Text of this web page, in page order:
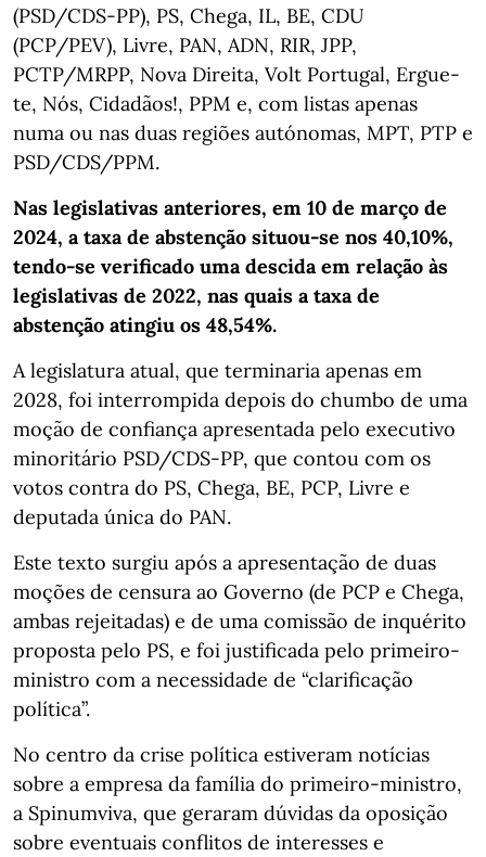
(PSD/CDS-PP), PS, Chega, IL, BE, CDU
(PCP/PEV), Livre, PAN, ADN, RIR, JPP,
PCTP/MRPP, Nova Direita, Volt Portugal, Ergue-
te, Nós, Cidadãos!, PPM e, com listas apenas
numa ou nas duas regiões autónomas, MPT, PTP e
PSD/CDS/PPM.
Nas legislativas anteriores, em 10 de março de
2024, a taxa de abstenção situou-se nos 40,10%,
tendo-se verificado uma descida em relação às
legislativas de 2022, nas quais a taxa de
abstenção atingiu os 48,54%.
A legislatura atual, que terminaria apenas em
2028, foi interrompida depois do chumbo de uma
moção de confiança apresentada pelo executivo
minoritário PSD/CDS-PP, que contou com os
votos contra do PS, Chega, BE, PCP, Livre e
deputada única do PAN.
Este texto surgiu após a apresentação de duas
moções de censura ao Governo (de PCP e Chega,
ambas rejeitadas) e de uma comissão de inquérito
proposta pelo PS, e foi justificada pelo primeiro-
ministro com a necessidade de “clarificação
política”.
No centro da crise política estiveram notícias
sobre a empresa da família do primeiro-ministro,
a Spinumviva, que geraram dúvidas da oposição
sobre eventuais conflitos de interesses e